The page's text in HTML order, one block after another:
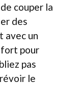
couper la
des
avec un
fort pour
pas
le